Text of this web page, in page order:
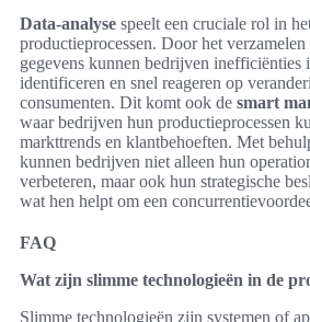
Data-analyse speelt een cruciale rol in
productieprocessen. Door het verzamelen
gegevens kunnen bedrijven inefficiënties
identificeren en snel reageren op
consumenten. Dit komt ook de smart
waar bedrijven hun productieprocessen
markttrends en klantbehoeften. Met
kunnen bedrijven niet alleen hun
verbeteren, maar ook hun strategische
wat hen helpt om een
FAQ
Wat zijn slimme technologieën in de
Slimme technologieën zijn systemen of